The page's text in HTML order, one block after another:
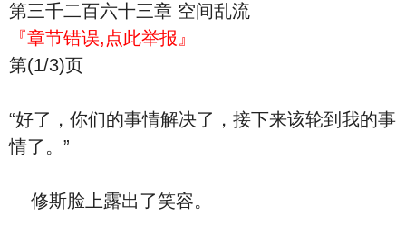
第三千二百六十三章 空间乱流
『章节错误,点此举报』
第(1/3)页
“好了，你们的事情解决了，接下来该轮到我的事
情了。”
修斯脸上露出了笑容。